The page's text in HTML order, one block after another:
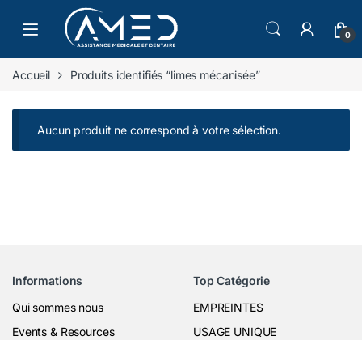
Skip to navigation
Skip to content
0
Accueil Produits identifiés “limes mécanisée”
Aucun produit ne correspond à votre sélection.
Informations
Qui sommes nous
Events & Resources
Top Catégorie
EMPREINTES
USAGE UNIQUE